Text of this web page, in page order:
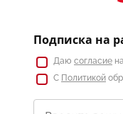
Подписка на
Даю согласие
С Политикой